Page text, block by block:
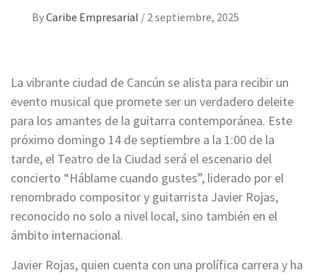
ByCaribe Empresarial / 2 septiembre, 2025
La vibrante ciudad de Cancún se alista para recibir un
evento musical que promete ser un verdadero deleite
para los amantes de la guitarra contemporánea. Este
próximo domingo 14 de septiembre a la 1:00 de la
tarde, el Teatro de la Ciudad será el escenario del
concierto “Háblame cuando gustes”, liderado por el
renombrado compositor y guitarrista Javier Rojas,
reconocido no solo a nivel local, sino también en el
ámbito internacional.
Javier Rojas, quien cuenta con una prolífica carrera y ha